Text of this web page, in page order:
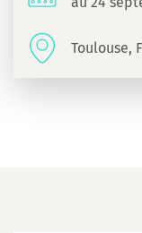
Toulouse,